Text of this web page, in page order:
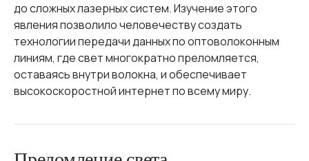
до сложных лазерных систем. Изучение этого
явления позволило человечеству создать
технологии передачи данных по оптоволоконным
линиям, где свет многократно преломляется,
оставаясь внутри волокна, и обеспечивает
высокоскоростной интернет по всему миру.